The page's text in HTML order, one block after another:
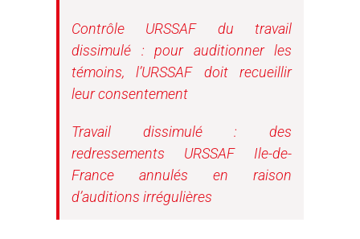
Contrôle URSSAFdu travail
dissimulé : pour auditionner les
témoins, l’URSSAF doit recueillir
leur consentement
Travail dissimulé : des
redressements URSSAFIle-de-
France annulés en raison
d’auditions irrégulières